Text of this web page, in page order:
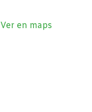
Ver en maps